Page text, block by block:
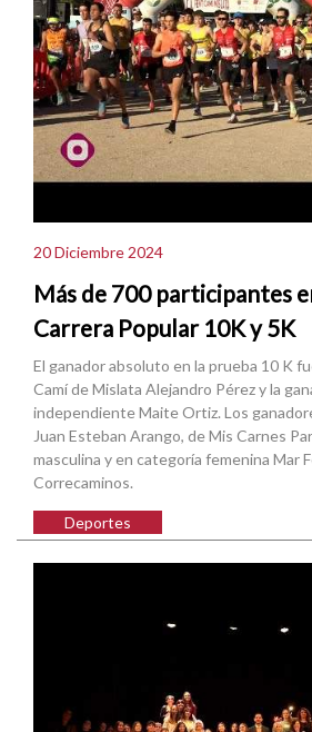
20 Diciembre 2024
Más de 700 participantes
Carrera Popular 10K y 5K
El ganador absoluto en la prueba 10 K
Camí de Mislata Alejandro Pérez y la
independiente Maite Ortiz. Los
Juan Esteban Arango, de Mis Carnes
masculina y en categoría femenina Mar
Correcaminos.
Deportes